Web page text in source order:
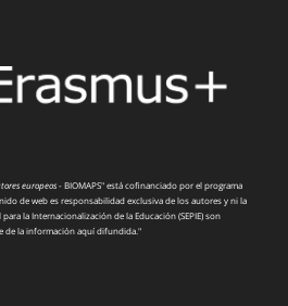
europeos- BIOMAPS" está cofinanciado por el programa
de web es responsabilidad exclusiva de los autores y ni la
la Internacionalización de la Educación (SEPIE) son
de la información aquí difundida."